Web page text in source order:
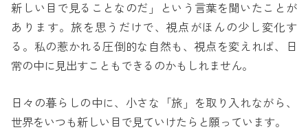
新しい目で見ることなのだ」という言葉を聞いたことが
あります。旅を思うだけで、視点がほんの少し変化す
る。私の惹かれる圧倒的な自然も、視点を変えれば、日
常の中に見出すこともできるのかもしれません。
日々の暮らしの中に、小さな「旅」を取り入れながら、
世界をいつも新しい目で見ていけたらと願っています。